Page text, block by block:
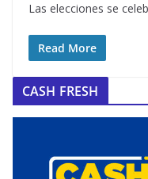
Las elecciones se
Read More
CASH FRESH